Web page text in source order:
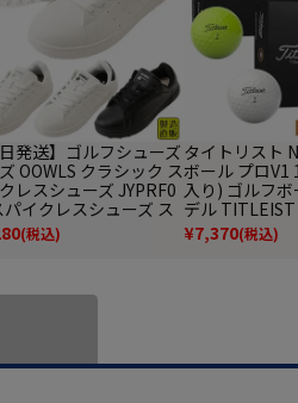
日発送】ゴルフシューズ
OOWLS クラシック ス
レスシューズ JYPRF0
イクレスシューズ ス
クレス シューズ ジーパ
スニーカータイプ golf
き ゴルフの靴
(税込)
タイトリスト
ボール プロV1
入り) ゴルフ
デル
¥7,370(税込)